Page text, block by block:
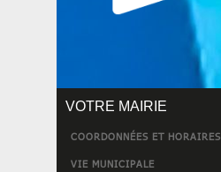
VOTRE MAIRIE
COORDONNÉES ET HORAIRES
VIE MUNICIPALE